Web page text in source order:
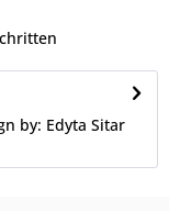
by: Edyta Sitar